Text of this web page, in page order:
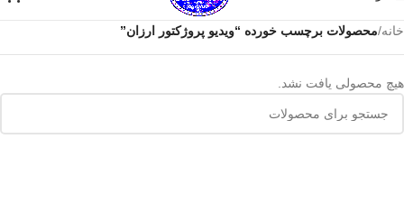
خانه/محصولات برچسب خورده “ویدیو پروژکتور ارزان”
هیچ محصولی یافت نشد.